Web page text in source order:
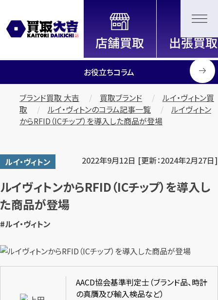
全国2200店舗以上展開中！
信頼と実績の買取専門店「買取大
吉」
お役立ちコラム
ブランド買取 大吉 買取ブランド
ルイ・ヴィトン買
取
ルイ・ヴィトンのコラム記事一覧
ルイヴィトン
からRFID（ICチップ）を導入した商品が登場
ルイ・ヴィトン 2022年9月12日 [更新：2024年2月27日]
ルイヴィトンからRFID（ICチップ）を導入し
た商品が登場
#ルイ・ヴィトン
AACD協会基準判定士（ブランド品、時計
の真贋及び輸入検品など）